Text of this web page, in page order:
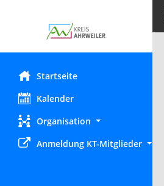
Startseite
Kalender
Organisation
Anmeldung KT-Mitglieder